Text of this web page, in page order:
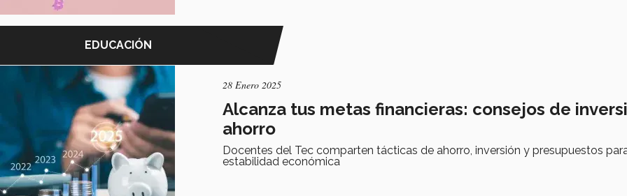
EDUCACIÓN
28 Enero 2025
Alcanza tus metas financieras: consejos de
ahorro
Docentes del Tec comparten tácticas de ahorro, inversión y presupuestos
estabilidad económica